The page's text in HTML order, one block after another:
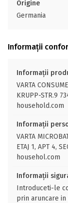
Origine
Germania
Informații
Informații
VARTA
KRUPP-STR.9
household.com
Informații
VARTA
ETAJ 1, APT 4,
househol.com
Informații
Introduceti-le
prin aruncare